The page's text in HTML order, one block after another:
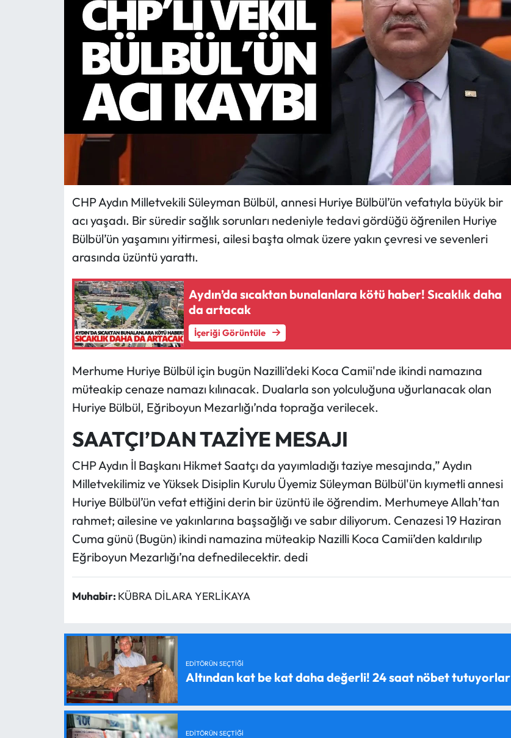
CHP Aydın Milletvekili Süleyman Bülbül, annesi Huriye Bülbül’ün vefatıyla büyük bir
acı yaşadı. Bir süredir sağlık sorunları nedeniyle tedavi gördüğü öğrenilen Huriye
Bülbül’ün yaşamını yitirmesi, ailesi başta olmak üzere yakın çevresi ve sevenleri
arasında üzüntü yarattı.
Aydın’da sıcaktan bunalanlara kötü haber! Sıcaklık daha
da artacak
İçeriği Görüntüle
Merhume Huriye Bülbül için bugün Nazilli’deki Koca Camii'nde ikindi namazına
müteakip cenaze namazı kılınacak. Dualarla son yolculuğuna uğurlanacak olan
Huriye Bülbül, Eğriboyun Mezarlığı’nda toprağa verilecek.
SAATÇI’DAN TAZİYE MESAJI
CHP Aydın İl Başkanı Hikmet Saatçı da yayımladığı taziye mesajında,” Aydın
Milletvekilimiz ve Yüksek Disiplin Kurulu Üyemiz Süleyman Bülbül'ün kıymetli annesi
Huriye Bülbül’ün vefat ettiğini derin bir üzüntü ile öğrendim. Merhumeye Allah’tan
rahmet; ailesine ve yakınlarına başsağlığı ve sabır diliyorum. Cenazesi 19 Haziran
Cuma günü (Bugün) ikindi namazina müteakip Nazilli Koca Camii’den kaldırılıp
Eğriboyun Mezarlığı’na defnedilecektir. dedi
Muhabir: KÜBRA DİLARA YERLİKAYA
EDITÖRÜN SEÇTIĞI
Altından kat be kat daha değerli! 24 saat nöbet tutuyorlar
EDITÖRÜN SEÇTIĞI
RESMİ İLANLAR